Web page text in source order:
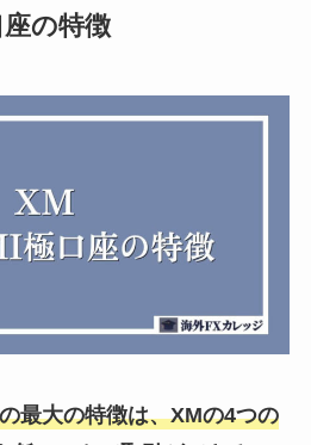
の特徴
最大の特徴は、XMの4つの